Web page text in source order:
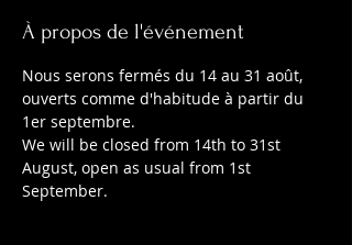
À propos de l'événement
Nous serons fermés du 14 au 31 août,
ouverts comme d'habitude à partir du
1er septembre.
We will be closed from 14th to 31st
August, open as usual from 1st
September.